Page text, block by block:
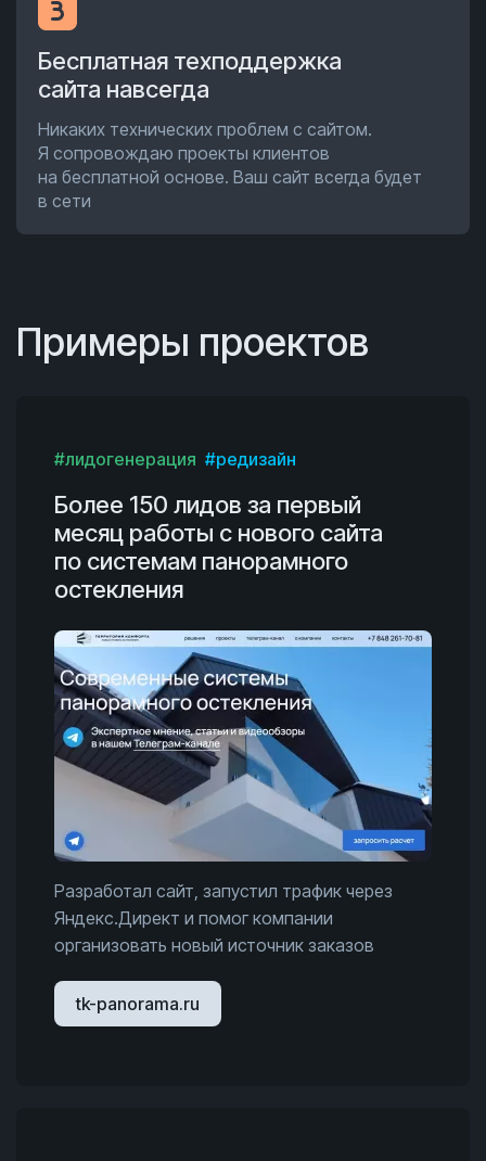
Бесплатная техподдержка
сайта навсегда
Никаких технических проблем с сайтом.
Я сопровождаю проекты клиентов
на бесплатной основе. Ваш сайт всегда будет
в сети
Примеры проектов
#лидогенерация #редизайн
Более 150 лидов за первый
месяц работы с нового сайта
по системам панорамного
остекления
Разработал сайт, запустил трафик через
Яндекс.Директ и помог компании
организовать новый источник заказов
tk-panorama.ru